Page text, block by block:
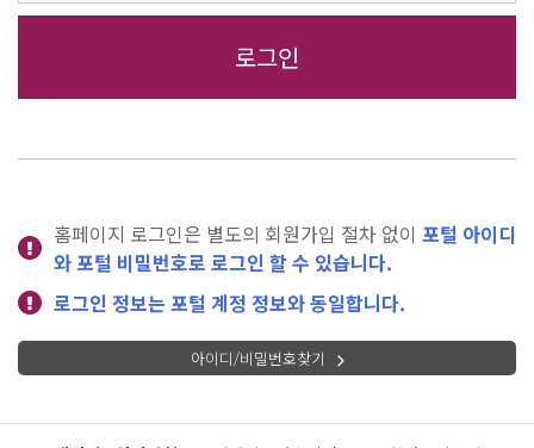
홈페이지 로그인은 별도의 회원가입 절차 없이 포털 아이디
와 포털 비밀번호로 로그인 할 수 있습니다.
로그인 정보는 포털 계정 정보와 동일합니다.
아이디/비밀번호찾기